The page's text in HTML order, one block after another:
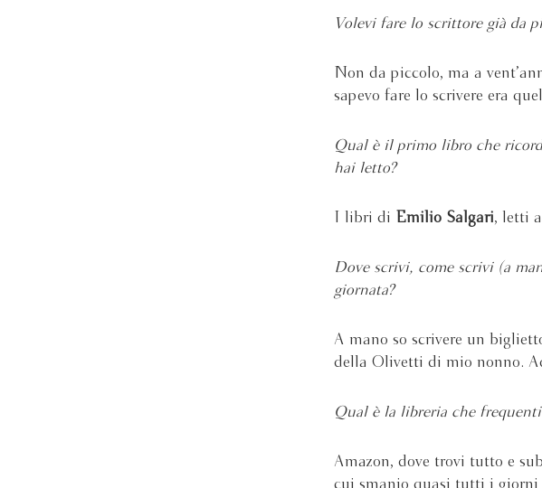
Volevi fare lo scrittore già da
Non da piccolo, ma a
sapevo fare lo scrivere era
Qual è il primo libro che
hai letto?
I libri di Emilio Salgari, letti
Dove scrivi, come scrivi (a
giornata?
A mano so scrivere un
della Olivetti di mio nonno.
Qual è la libreria che frequenti
Amazon, dove trovi tutto e
cui smanio quasi tutti i giorni